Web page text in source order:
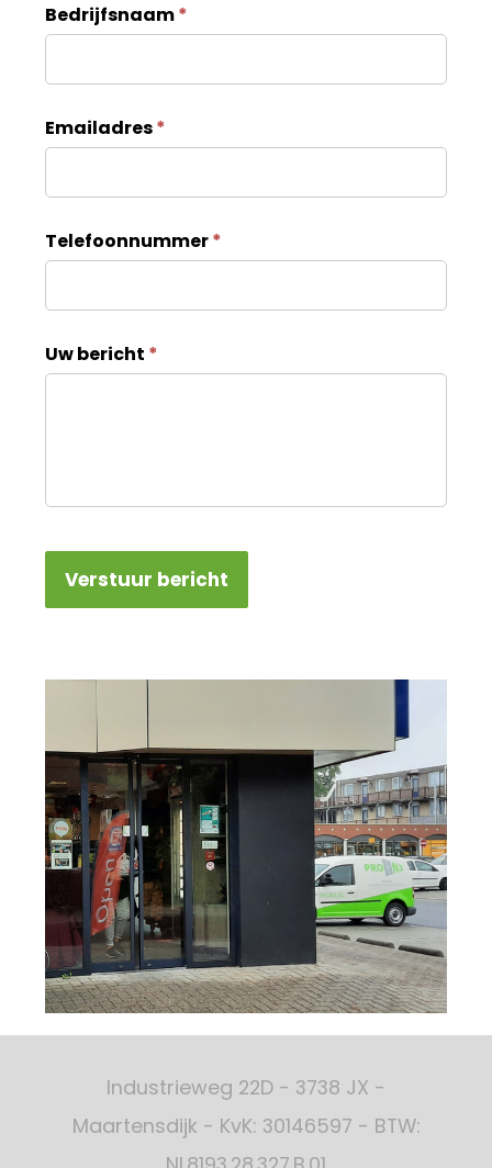
a
t
Bedrijfsnaam*
Emailadres*
Telefoonnummer*
Uw bericht *
Verstuur bericht
Industrieweg 22D - 3738 JX -
Maartensdijk - KvK: 30146597 - BTW: